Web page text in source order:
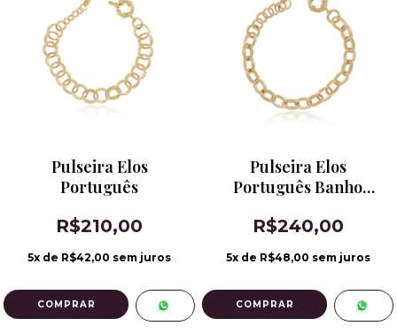
Pulseira Elos
Português
R$210,00
5x de R$42,00 sem juros
Pulseira Elos
Português Banho
R$240,00
5x de R$48,00 sem juros